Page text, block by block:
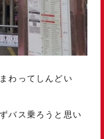
わってしんどい
バス乗ろうと思い